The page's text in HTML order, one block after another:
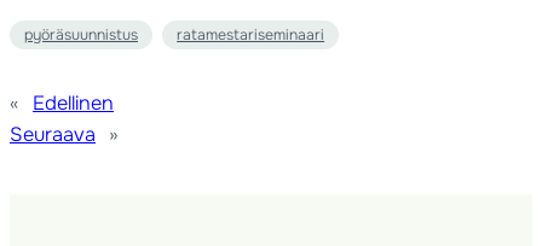
pyöräsuunnistus ratamestariseminaari
«
Edellinen
Seuraava
»